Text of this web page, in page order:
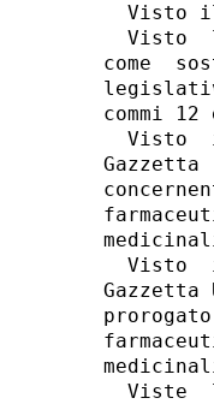
Visto
Visto
come
commi
Visto
Visto
Viste